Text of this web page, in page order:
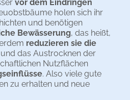
vor dem Eindringen
holen sich ihr
und benötigen
Bewässerung, das heißt,
reduzieren sie die
und das Austrocknen der
Nutzflächen
. Also viele gute
zu erhalten und neue